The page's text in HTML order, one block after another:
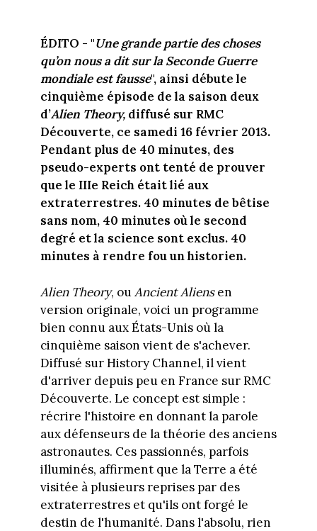
ÉDITO - "Une grande partie des choses
qu’on nous a dit sur la Seconde Guerre
mondiale est fausse", ainsi débute le
cinquième épisode de la saison deux
d’Alien Theory,diffusé sur RMC
Découverte, ce samedi 16 février 2013.
Pendant plus de 40 minutes, des
pseudo-experts ont tenté de prouver
que le IIIe Reich était lié aux
extraterrestres. 40 minutes de bêtise
sans nom, 40 minutes où le second
degré et la science sont exclus. 40
minutes à rendre fou un historien.
Alien Theory, ouAncient Aliensen
version originale, voici un programme
bien connu aux États-Unis où la
cinquième saison vient de s'achever.
Diffusé sur History Channel, il vient
d'arriver depuis peu en France sur RMC
Découverte. Le concept est simple :
récrire l'histoire en donnant la parole
aux défenseurs de la théorie des anciens
astronautes. Ces passionnés, parfois
illuminés, affirment que la Terre a été
visitée à plusieurs reprises par des
extraterrestres et qu'ils ont forgé le
destin de l'humanité. Dans l'absolu, rien